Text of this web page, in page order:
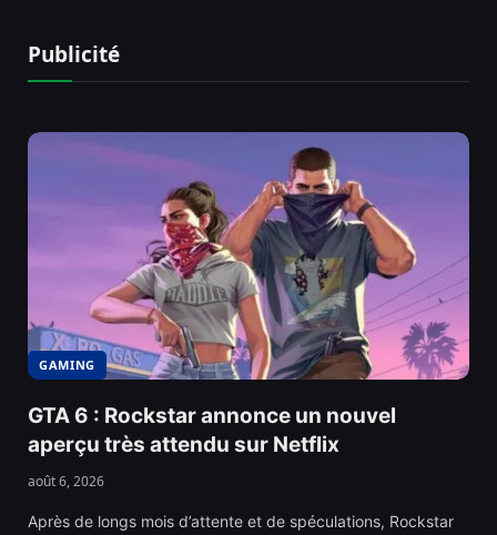
Publicité
GAMING
GTA 6 : Rockstar annonce un nouvel
aperçu très attendu sur Netflix
août 6, 2026
Après de longs mois d’attente et de spéculations, Rockstar